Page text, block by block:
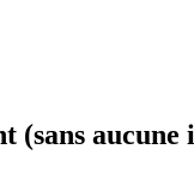
(sans